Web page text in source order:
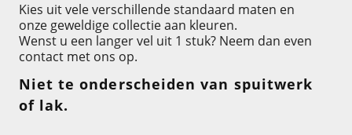
Kies uit vele verschillende standaard maten en
onze geweldige collectie aan kleuren.
Wenst u een langer vel uit 1 stuk? Neem dan even
contact met ons op.
Niet te onderscheiden van spuitwerk
of lak.